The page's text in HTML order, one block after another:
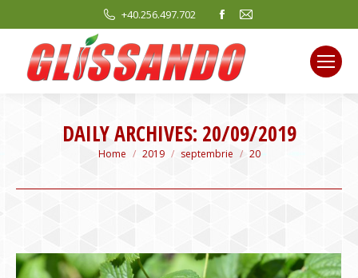
+40.256.497.702
Facebook
opens
in
new
Mail
new
DAILY ARCHIVES: 20/09/2019
You are here:
Home 2019 septembrie 20